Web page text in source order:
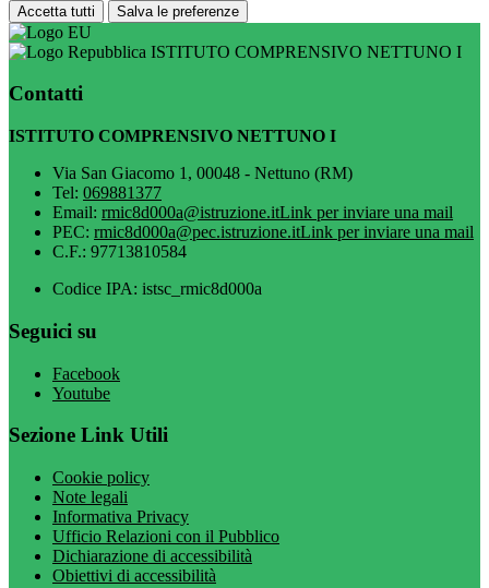
Accetta tutti Salva le preferenze
ISTITUTO COMPRENSIVO NETTUNO I
Contatti
ISTITUTO COMPRENSIVO NETTUNO I
Via San Giacomo 1, 00048 - Nettuno (RM)
Tel: 069881377
Email: rmic8d000a@istruzione.itLink per inviare una mail
PEC: rmic8d000a@pec.istruzione.itLink per inviare una mail
C.F.: 97713810584
Codice IPA: istsc_rmic8d000a
Seguici su
Facebook
Youtube
Sezione Link Utili
Cookie policy
Note legali
Informativa Privacy
Ufficio Relazioni con il Pubblico
Dichiarazione di accessibilità
Obiettivi di accessibilità